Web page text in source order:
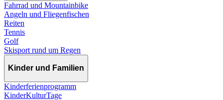
Fahrrad und Mountainbike
Angeln und Fliegenfischen
Reiten
Tennis
Golf
Skisport rund um Regen
Kinder und Familien
Kinderferienprogramm
KinderKulturTage